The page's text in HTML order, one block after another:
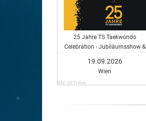
25 Jahre TS Taekwondo
Celebration - Jubiläumsshow &
19.09.2026
Wien
Bild: OETicket